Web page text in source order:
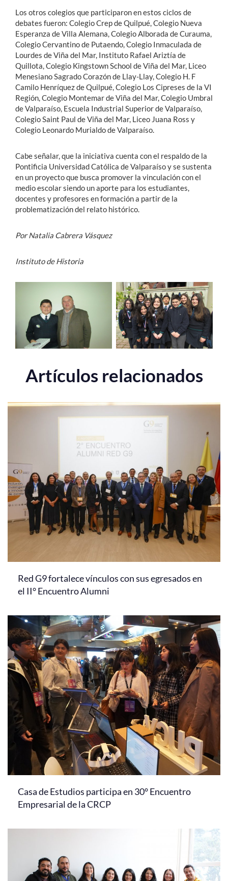
Los otros colegios que participaron en estos ciclos de
debates fueron: Colegio Crep de Quilpué, Colegio Nueva
Esperanza de Villa Alemana, Colegio Alborada de Curauma,
Colegio Cervantino de Putaendo, Colegio Inmaculada de
Lourdes de Viña del Mar, Instituto Rafael Ariztía de
Quillota, Colegio Kingstown School de Viña del Mar, Liceo
Menesiano Sagrado Corazón de Llay-Llay, Colegio H. F
Camilo Henríquez de Quilpué, Colegio Los Cipreses de la VI
Región, Colegio Montemar de Viña del Mar, Colegio Umbral
de Valparaíso, Escuela Industrial Superior de Valparaíso,
Colegio Saint Paul de Viña del Mar, Liceo Juana Ross y
Colegio Leonardo Murialdo de Valparaíso.
Cabe señalar, que la iniciativa cuenta con el respaldo de la
Pontificia Universidad Católica de Valparaíso y se sustenta
en un proyecto que busca promover la vinculación con el
medio escolar siendo un aporte para los estudiantes,
docentes y profesores en formación a partir de la
problematización del relato histórico.
Por Natalia Cabrera Vásquez
Instituto de Historia
Artículos relacionados
Red G9 fortalece vínculos con sus egresados en
el II° Encuentro Alumni
Casa de Estudios participa en 30° Encuentro
Empresarial de la CRCP